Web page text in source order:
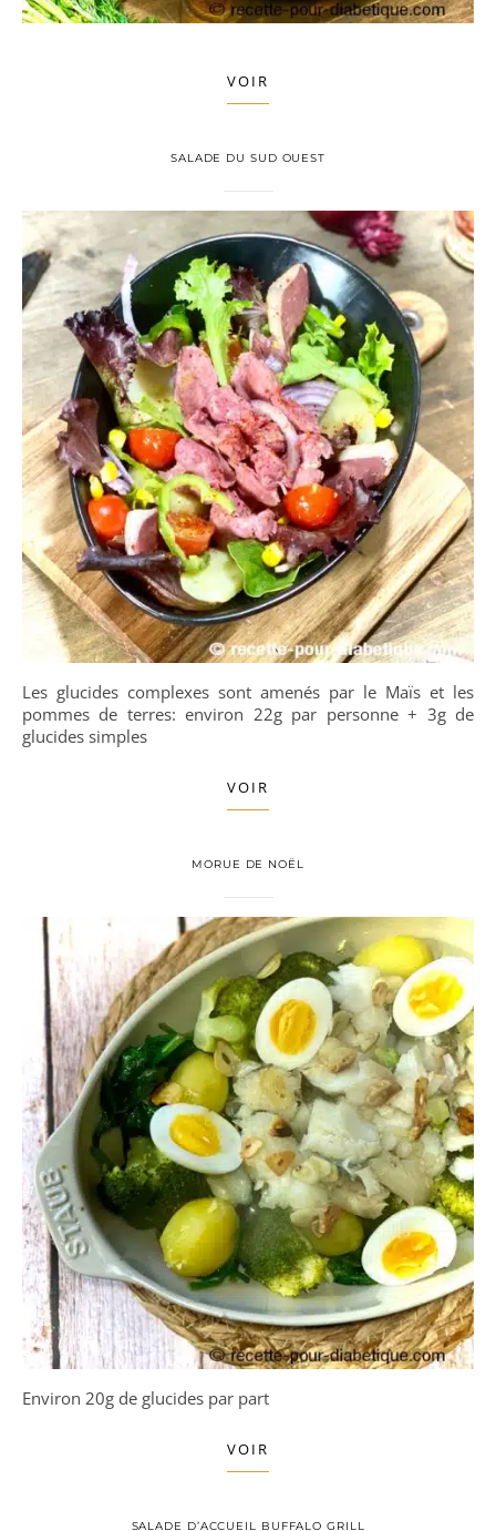
VOIR
SALADE DU SUD OUEST
Les glucides complexes sont amenés par le Maïs et les
pommes de terres: environ 22g par personne + 3g de
glucides simples
VOIR
MORUE DE NOËL
Environ 20g de glucides par part
VOIR
SALADE D’ACCUEIL BUFFALO GRILL